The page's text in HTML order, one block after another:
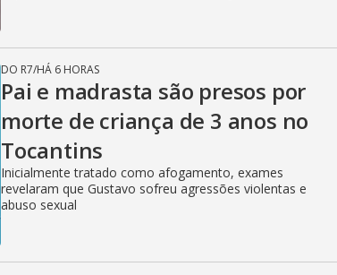
DO R7/HÁ 6 HORAS
Pai e madrasta são presos por
morte de criança de 3 anos no
Tocantins
Inicialmente tratado como afogamento, exames
revelaram que Gustavo sofreu agressões violentas e
abuso sexual